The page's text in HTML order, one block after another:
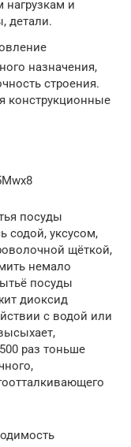
нагрузкам и
детали.
назначения,
строения.
конструкционные
посуды
содой, уксусом,
щёткой,
немало
посуды
диоксид
с водой или
раз тоньше